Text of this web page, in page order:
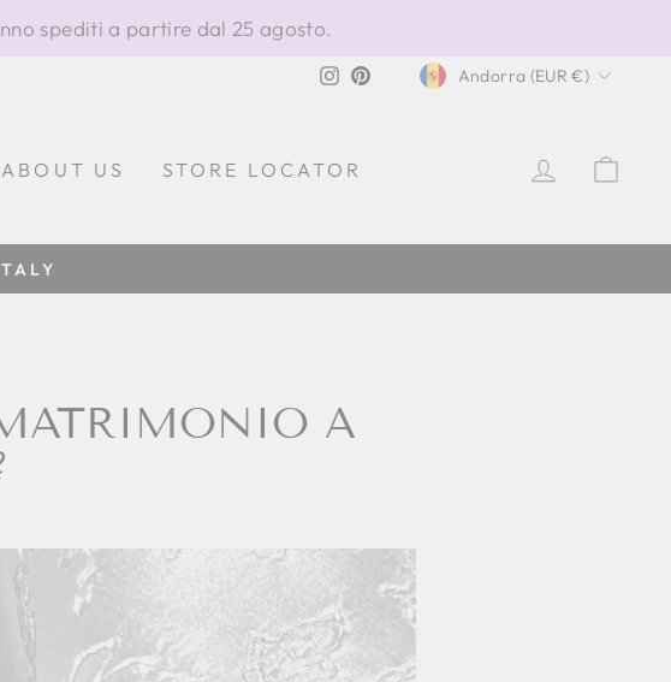
spediti a partire dal 25 agosto.
Instagram
PinterestVALUTA
Andorra (EUR €)
ABOUT US STORE LOCATOR ACCEDI
A